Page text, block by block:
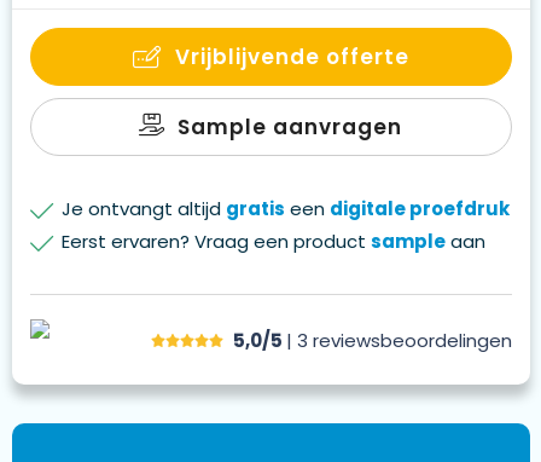
Vrijblijvende offerte
Sample aanvragen
Je ontvangt altijd gratis een digitale proefdruk
Eerst ervaren? Vraag een product sampleaan
5,0/5 | 3 reviewsbeoordelingen